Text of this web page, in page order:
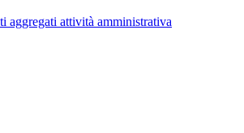
aggregati attività amministrativa